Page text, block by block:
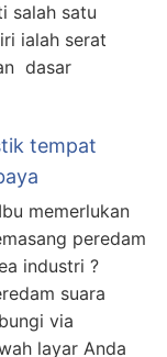
salah satu
ialah serat
dasar
tempat
memerlukan
peredam
industri ?
suara
via
layar Anda